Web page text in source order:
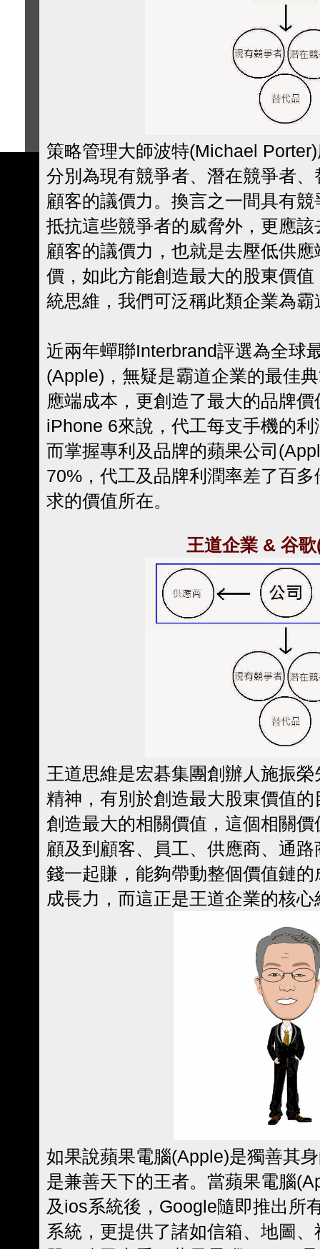
策略管理大師波特(Michael
分別為現有競爭者、潛在競爭者
顧客的議價力。換言之一間具有
抵抗這些競爭者的威脅外，更應
顧客的議價力，也就是去壓低供
價，如此方能創造最大的股東價
統思維，我們可泛稱此類企業為霸
近兩年蟬聯Interbrand評選為全球
(Apple)，無疑是霸道企業的最佳
應端成本，更創造了最大的品牌
iPhone 6來說，代工每支手機的
而掌握專利及品牌的蘋果公司
70%，代工及品牌利潤率差了百
求的價值所在。
王道企業 & 谷
王道思維是宏碁集團創辦人施振
精神，有別於創造最大股東價值
創造最大的相關價值，這個相關
顧及到顧客、員工、供應商、通
錢一起賺，能夠帶動整個價值鏈
成長力，而這正是王道企業的核
如果說蘋果電腦(Apple)是獨善其
是兼善天下的王者。當蘋果電腦
及ios系統後，Google隨即推出所
系統，更提供了諸如信箱、地圖